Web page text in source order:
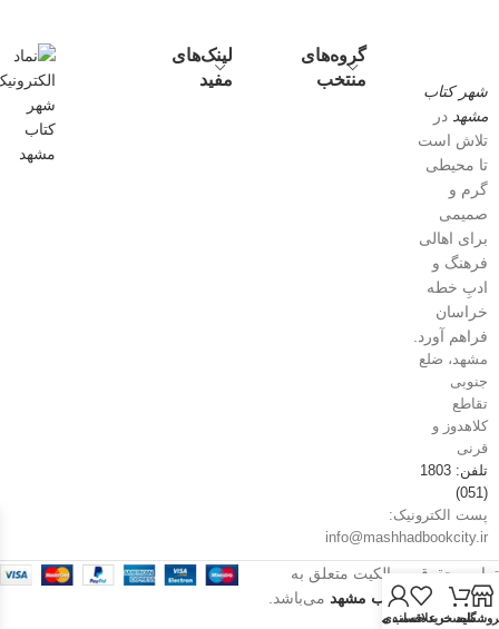
شهر کتاب
مشهد در
تلاش است
تا محیطی
گرم و
صمیمی
برای اهالی
فرهنگ و
ادبِ خطه
خراسان
فراهم آورد.
مشهد، ضلع
جنوبی
تقاطع
کلاهدوز و
قرنی
تلفن: 1803
(051)
پست الکترونیک:
info@mashhadbookcity.ir
گروه‌های
منتخب
لینک‌های
مفید
تمامی حقوق و مالکیت متعلق به
فروشگاه شهر کتاب مشهد می‌باشد.
سال 1405سبد خرید
لیست علاقه‌مندی‌ها
حساب من